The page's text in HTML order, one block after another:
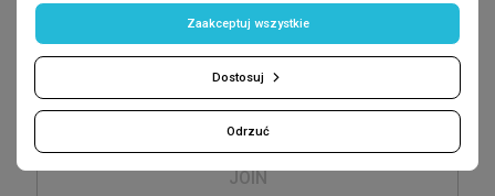
-10% on first purchases
give me your e-mail:
JOIN
Odrzuć
Dostosuj
Zaakceptuj wszystkie